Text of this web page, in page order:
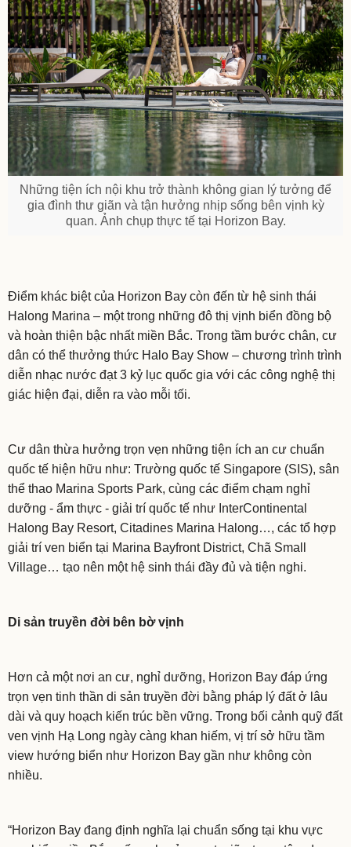
Những tiện ích nội khu trở thành không gian lý tưởng để
gia đình thư giãn và tận hưởng nhịp sống bên vịnh kỳ
quan. Ảnh chụp thực tế tại Horizon Bay.
Điểm khác biệt của Horizon Bay còn đến từ hệ sinh thái
Halong Marina – một trong những đô thị vịnh biển đồng bộ
và hoàn thiện bậc nhất miền Bắc. Trong tầm bước chân, cư
dân có thể thưởng thức Halo Bay Show – chương trình trình
diễn nhạc nước đạt 3 kỷ lục quốc gia với các công nghệ thị
giác hiện đại, diễn ra vào mỗi tối.
Cư dân thừa hưởng trọn vẹn những tiện ích an cư chuẩn
quốc tế hiện hữu như: Trường quốc tế Singapore (SIS), sân
thể thao Marina Sports Park, cùng các điểm chạm nghỉ
dưỡng - ẩm thực - giải trí quốc tế như InterContinental
Halong Bay Resort, Citadines Marina Halong…, các tổ hợp
giải trí ven biển tại Marina Bayfront District, Chã Small
Village… tạo nên một hệ sinh thái đầy đủ và tiện nghi.
Di sản truyền đời bên bờ vịnh
Hơn cả một nơi an cư, nghỉ dưỡng, Horizon Bay đáp ứng
trọn vẹn tinh thần di sản truyền đời bằng pháp lý đất ở lâu
dài và quy hoạch kiến trúc bền vững. Trong bối cảnh quỹ đất
ven vịnh Hạ Long ngày càng khan hiếm, vị trí sở hữu tầm
view hướng biển như Horizon Bay gần như không còn
nhiều.
“Horizon Bay đang định nghĩa lại chuẩn sống tại khu vực